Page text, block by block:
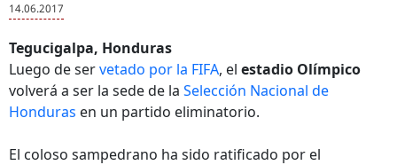
14.06.2017
Tegucigalpa, Honduras
Luego de servetado por la FIFA, el estadio Olímpico
volverá a ser la sede de la Selección Nacional de
Honduras en un partido eliminatorio.
El coloso sampedrano ha sido ratificado por el